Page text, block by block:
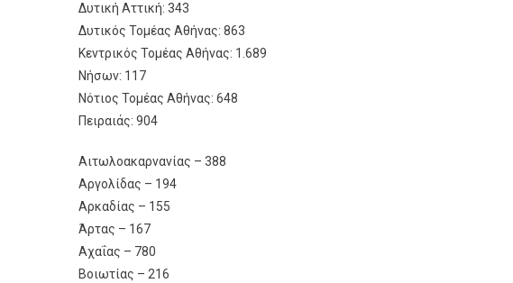
Δυτική Αττική: 343
Δυτικός Τομέας Αθήνας: 863
Κεντρικός Τομέας Αθήνας: 1.689
Νήσων: 117
Νότιος Τομέας Αθήνας: 648
Πειραιάς: 904
Αιτωλοακαρνανίας – 388
Αργολίδας – 194
Αρκαδίας – 155
Άρτας – 167
Αχαΐας – 780
Βοιωτίας – 216